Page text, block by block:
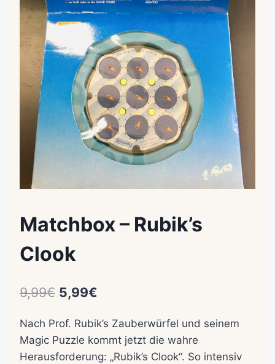
Matchbox – Rubik’s
Clook
9,99€ Ursprünglicher
war:
9,99€
5,99€
ist:
5,99€.
Nach Prof. Rubik’s Zauberwürfel und seinem
Magic Puzzle kommt jetzt die wahre
Herausforderung: „Rubik’s Clook“. So intensiv